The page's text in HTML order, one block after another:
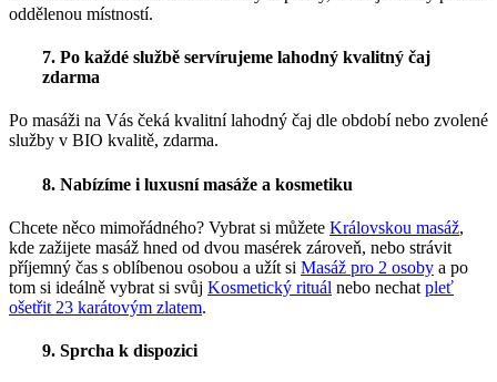
oddělenou místností.
7. Po každé službě servírujeme lahodný kvalitný čaj
zdarma
Po masáži na Vás čeká kvalitní lahodný čaj dle období nebo zvolené
služby v BIO kvalitě, zdarma.
8. Nabízíme i luxusní masáže a kosmetiku
Chcete něco mimořádného? Vybrat si můžete Královskou masáž,
kde zažijete masáž hned od dvou masérek zároveň, nebo strávit
příjemný čas s oblíbenou osobou a užít si Masáž pro 2 osoby a po
tom si ideálně vybrat si svůj Kosmetický rituál nebo nechat pleť
ošetřit 23 karátovým zlatem.
9. Sprcha k dispozici